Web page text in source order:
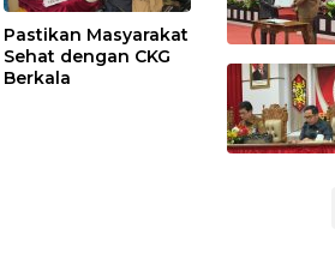
Pastikan Masyarakat
Sehat dengan CKG
Berkala